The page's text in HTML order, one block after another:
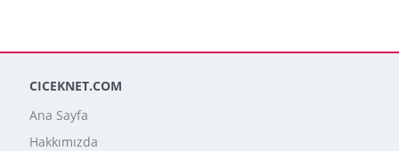
CICEKNET.COM
Ana Sayfa
Hakkımızda